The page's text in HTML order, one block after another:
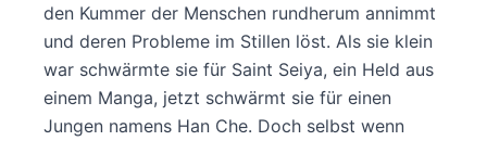
den Kummer der Menschen rundherum annimmt
und deren Probleme im Stillen löst. Als sie klein
war schwärmte sie für Saint Seiya, ein Held aus
einem Manga, jetzt schwärmt sie für einen
Jungen namens Han Che. Doch selbst wenn